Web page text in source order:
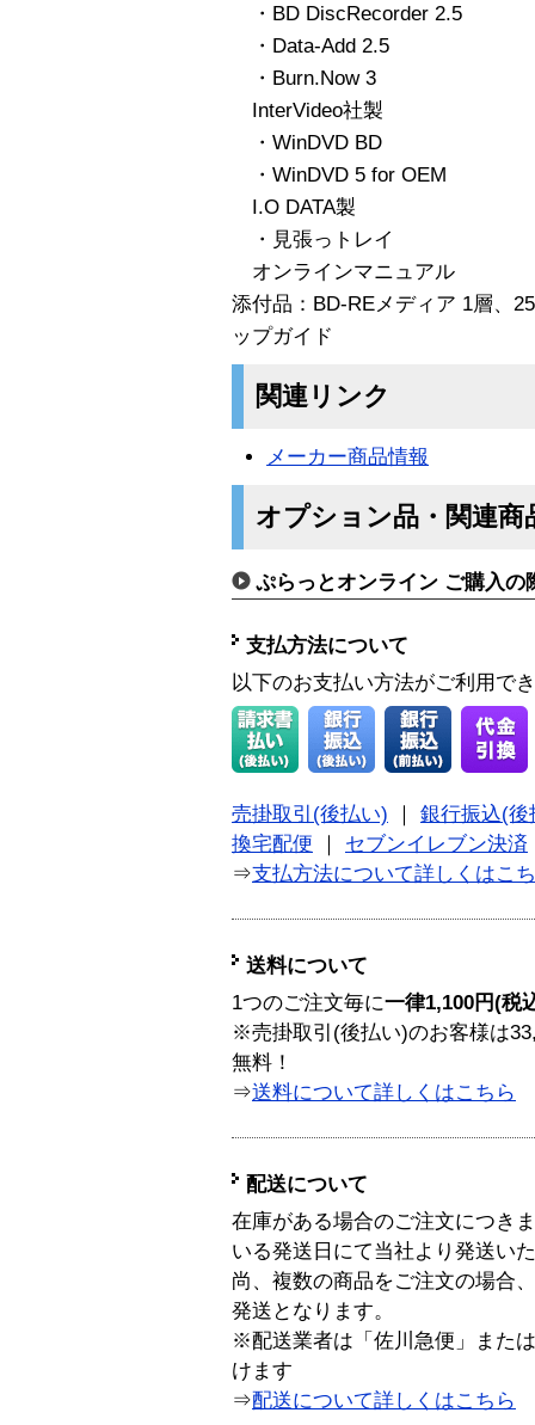
・BD DiscRecorder 2.5
・Data-Add 2.5
・Burn.Now 3
InterVideo社製
・WinDVD BD
・WinDVD 5 for OEM
I.O DATA製
・見張っトレイ
オンラインマニュアル
添付品：BD-REメディア 1層、
ップガイド
関連リンク
メーカー商品情報
オプション品・関連商
ぷらっとオンライン ご購入の
支払方法について
以下のお支払い方法がご利用で
売掛取引(後払い)
銀行振込(後
換宅配便
セブンイレブン決済
⇒支払方法について詳しくはこ
送料について
1つのご注文毎に一律1,100円(税
※売掛取引(後払い)のお客様は
無料！
⇒送料について詳しくはこちら
配送について
在庫がある場合のご注文につき
いる発送日にて当社より発送い
尚、複数の商品をご注文の場合
発送となります。
※配送業者は「佐川急便」また
けます
⇒配送について詳しくはこちら